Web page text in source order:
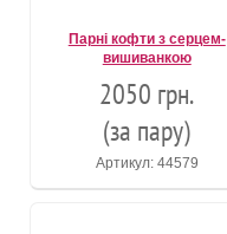
Парні кофти з серцем-
вишиванкою
2050 грн.
(за пару)
Артикул: 44579